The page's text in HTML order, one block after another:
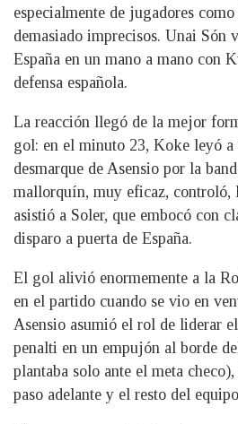
especialmente de jugadores
demasiado imprecisos. Unai Són
España en un mano a mano con
defensa española.
La reacción llegó de la mejor
gol: en el minuto 23, Koke leyó
desmarque de Asensio por la
mallorquín, muy eficaz, controló,
asistió a Soler, que embocó con
disparo a puerta de España.
El gol alivió enormemente a la
en el partido cuando se vio en
Asensio asumió el rol de liderar
penalti en un empujón al borde
plantaba solo ante el meta
paso adelante y el resto del